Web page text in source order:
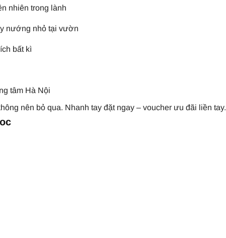
nhiên trong lành
nướng nhỏ tại vườn
bất kì
tâm Hà Nội
nên bỏ qua. Nhanh tay đặt ngay – voucher ưu đãi liền tay.